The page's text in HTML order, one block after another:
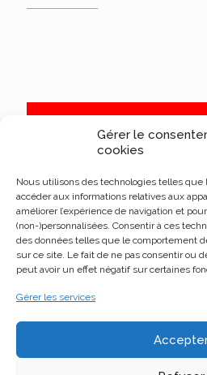
Gérer le
cookies
Nous utilisons des technologies telles
accéder aux informations relatives aux
améliorer l’expérience de navigation et
(non-)personnalisées. Consentir à ces
des données telles que le comportement
sur ce site. Le fait de ne pas consentir ou
peut avoir un effet négatif sur certaines
Gérer les services